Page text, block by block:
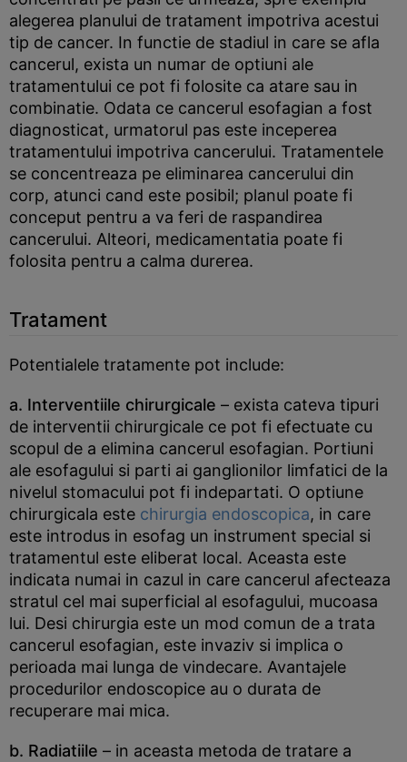
alegerea planului de tratament impotriva acestui
tip de cancer. In functie de stadiul in care se afla
cancerul, exista un numar de optiuni ale
tratamentului ce pot fi folosite ca atare sau in
combinatie. Odata ce cancerul esofagian a fost
diagnosticat, urmatorul pas este inceperea
tratamentului impotriva cancerului. Tratamentele
se concentreaza pe eliminarea cancerului din
corp, atunci cand este posibil; planul poate fi
conceput pentru a va feri de raspandirea
cancerului. Alteori, medicamentatia poate fi
folosita pentru a calma durerea.
Tratament
Potentialele tratamente pot include:
a. Interventiile chirurgicale – exista cateva tipuri
de interventii chirurgicale ce pot fi efectuate cu
scopul de a elimina cancerul esofagian. Portiuni
ale esofagului si parti ai ganglionilor limfatici de la
nivelul stomacului pot fi indepartati. O optiune
chirurgicala este chirurgia endoscopica, in care
este introdus in esofag un instrument special si
tratamentul este eliberat local. Aceasta este
indicata numai in cazul in care cancerul afecteaza
stratul cel mai superficial al esofagului, mucoasa
lui. Desi chirurgia este un mod comun de a trata
cancerul esofagian, este invaziv si implica o
perioada mai lunga de vindecare. Avantajele
procedurilor endoscopice au o durata de
recuperare mai mica.
b. Radiatiile – in aceasta metoda de tratare a